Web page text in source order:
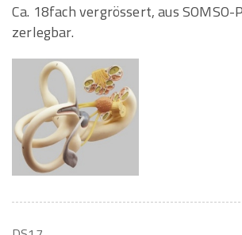
Ca. 18fach vergrössert, aus
zerlegbar.